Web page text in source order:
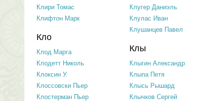
Клири Томас
Клифтон Марк
Кло
Клод Марга
Клодетт Николь
Клоксин У.
Клоссовски Пьер
Клостерман Пьер
Клугер Даниэль
Клулас Иван
Клушанцев Павел
Клы
Клыгин Александр
Клыпа Петя
Клысь Рышард
Клычков Сергей